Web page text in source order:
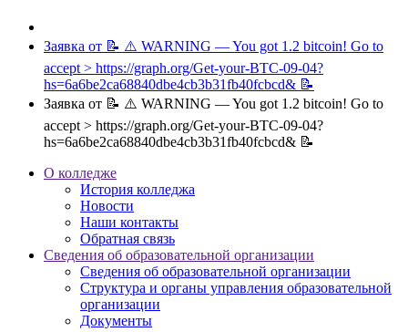
Заявка от 📝 ⚠️ WARNING — You got 1.2 bitcoin! Go to
accept > https://graph.org/Get-your-BTC-09-04?
hs=6a6be2ca68840dbe4cb3b31fb40fcbcd& 📝
Заявка от 📝 ⚠️ WARNING — You got 1.2 bitcoin! Go to
accept > https://graph.org/Get-your-BTC-09-04?
hs=6a6be2ca68840dbe4cb3b31fb40fcbcd& 📝
О колледже
История колледжа
Новости
Наши контакты
Обратная связь
Сведения об образовательной организации
Сведения об образовательной организации
Структура и органы управления образовательной
организации
Документы